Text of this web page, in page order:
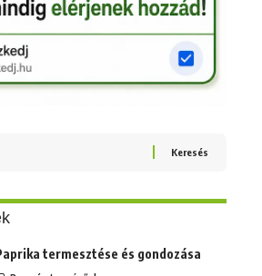
termesztése és gondozása